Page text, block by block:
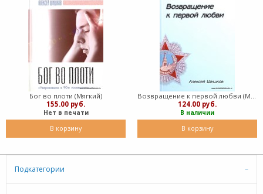
Бог во плоти (Мягкий)
155.00 руб.
Нет в печати
В корзину
124.00 руб.
В наличии
В корзину
Подкатегории